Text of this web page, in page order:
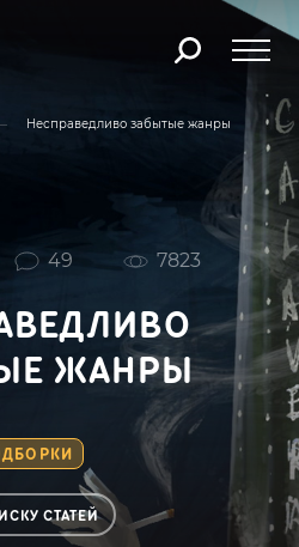
Несправедливо забытые жанры
49 7823
ЖАНРЫ
СТАТЕЙ